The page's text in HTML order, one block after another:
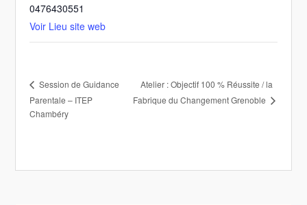
0476430551
Voir Lieu site web
Session de Guidance
Parentale – ITEP
Chambéry
Atelier : Objectif 100 % Réussite / la
Fabrique du Changement Grenoble